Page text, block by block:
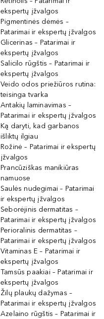
ekspertų įžvalgos
Pigmentinės dėmės –
Patarimai ir ekspertų įžvalgos
Glicerinas – Patarimai ir
ekspertų įžvalgos
Salicilo rūgštis – Patarimai ir
ekspertų įžvalgos
Veido odos priežiūros rutina:
teisinga tvarka
Antakių laminavimas –
Patarimai ir ekspertų įžvalgos
Ką daryti, kad garbanos
išliktų ilgiau
Rožinė – Patarimai ir ekspertų
įžvalgos
Prancūziškas manikiūras
namuose
Saulės nudegimai – Patarimai
ir ekspertų įžvalgos
Seborėjinis dermatitas –
Patarimai ir ekspertų įžvalgos
Perioralinis dermatitas –
Patarimai ir ekspertų įžvalgos
Vitaminas E – Patarimai ir
ekspertų įžvalgos
Tamsūs paakiai – Patarimai ir
ekspertų įžvalgos
Žilų plaukų dažymas –
Patarimai ir ekspertų įžvalgos
Azelaino rūgštis – Patarimai ir